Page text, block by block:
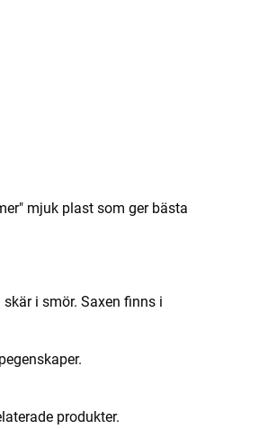
mjuk plast som ger bästa
i smör. Saxen finns i
produkter.